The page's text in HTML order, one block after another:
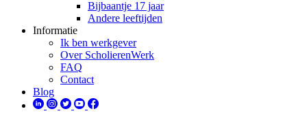
Bijbaantje 17 jaar
Andere leeftijden
Informatie
Ik ben werkgever
Over ScholierenWerk
FAQ
Contact
Blog